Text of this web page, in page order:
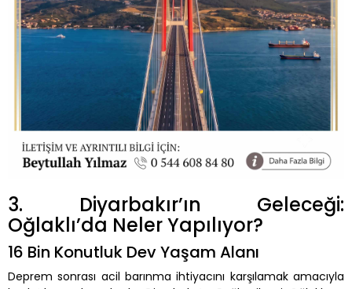
3. Diyarbakır’ın Geleceği:
Oğlaklı’da Neler Yapılıyor?
16 Bin Konutluk Dev Yaşam Alanı
Deprem sonrası acil barınma ihtiyacını karşılamak amacıyla